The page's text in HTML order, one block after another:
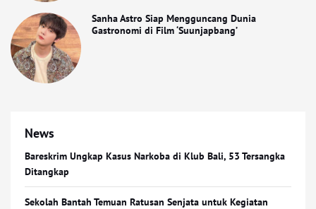
Sanha Astro Siap Mengguncang Dunia
Gastronomi di Film ‘Suunjapbang’
News
Bareskrim Ungkap Kasus Narkoba di Klub Bali, 53 Tersangka
Ditangkap
Sekolah Bantah Temuan Ratusan Senjata untuk Kegiatan